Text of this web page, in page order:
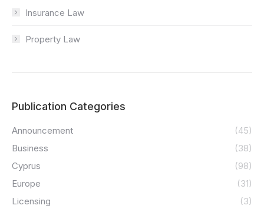
Insurance Law
Property Law
Publication Categories
Announcement
(45)
Business
(38)
Cyprus
(98)
Europe
(31)
Licensing
(3)